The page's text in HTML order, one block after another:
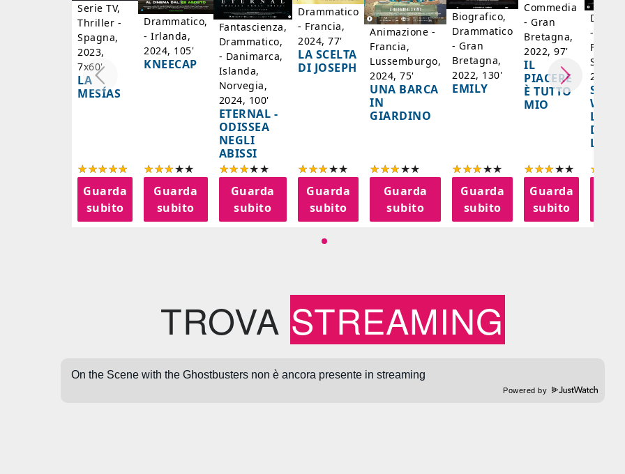
Serie TV,
Thriller -
Spagna,
2023,
7x60'
LA
MESÍAS
Guarda
subito
Drammatico,
- Irlanda,
2024, 105'
KNEECAP
Guarda
subito
Fantascienza,
Drammatico,
- Danimarca,
Islanda,
Norvegia,
2024, 100'
ETERNAL -
ODISSEA
NEGLI
ABISSI
Guarda
subito
Drammatico
- Francia,
2024, 77'
LA SCELTA
DI JOSEPH
Guarda
subito
Animazione -
Francia,
Lussemburgo,
2024, 75'
UNA BARCA
IN
GIARDINO
Guarda
subito
Biografico,
Drammatico
- Gran
Bretagna,
2022, 130'
EMILY
Guarda
subito
Commedia
- Gran
Bretagna,
2022, 97'
IL
PIACERE
È TUTTO
MIO
Guarda
subito
-
2024,
LA
DELLE
TROVA STREAMING
Powered by